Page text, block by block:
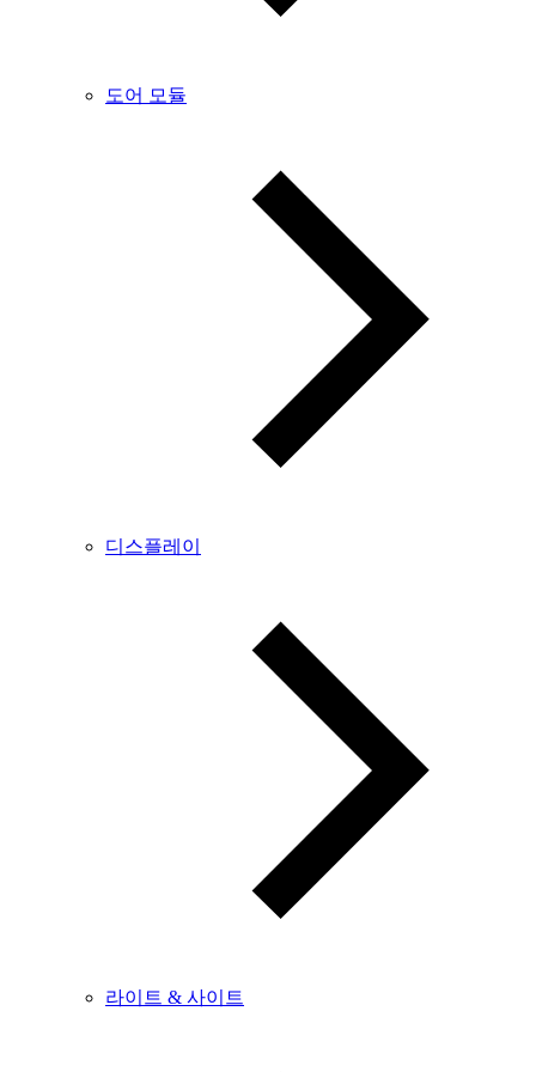
도어 모듈
디스플레이
라이트 & 사이트